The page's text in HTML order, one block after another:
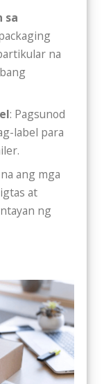
sa
na
: Pagsunod
label para
ang mga
at
ng